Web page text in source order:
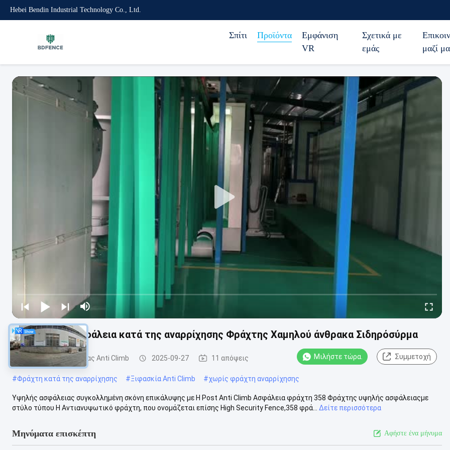
Hebei Bendin Industrial Technology Co., Ltd.
Σπίτι Προϊόντα
Εμφάνιση
VR
Σχετικά με
εμάς
μαζί
H Post 4mm Ασφάλεια κατά της αναρρίχησης Φράχτης Χαμηλού άνθρακα Σιδηρόσύρμα
Περίφραξη ασφαλείας Anti Climb 2025-09-27 11 απόψεις Μιλήστε τώρα. Συμμετοχή
#Φράχτη κατά της αναρρίχησης #Ξιφασκία Anti Climb #χωρίς φράχτη αναρρίχησης
Υψηλής ασφάλειας συγκολλημένη σκόνη επικάλυψης με H Post Anti Climb Ασφάλεια φράχτη 358 Φράχτης υψηλής ασφάλειαςμε
στύλο τύπου H Αντιανυψωτικό φράχτη, που ονομάζεται επίσης High Security Fence,358 φρά...
Δείτε περισσότερα
Μηνύματα επισκέπτη Αφήστε ένα μήνυμα